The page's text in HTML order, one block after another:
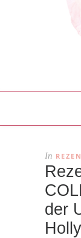
In
der